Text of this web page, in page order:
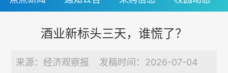
酒业新标头三天，谁慌了？
来源：经济观察报 发稿时间：2026-07-04